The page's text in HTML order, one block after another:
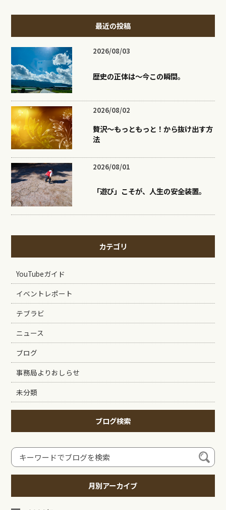
最近の投稿
2026/08/03
歴史の正体は〜今この瞬間。
2026/08/02
贅沢〜もっともっと！から抜け出す方
法
2026/08/01
「遊び」こそが、人生の安全装置。
カテゴリ
YouTubeガイド
イベントレポート
テブラビ
ニュース
ブログ
事務局よりおしらせ
未分類
ブログ検索
月別アーカイブ